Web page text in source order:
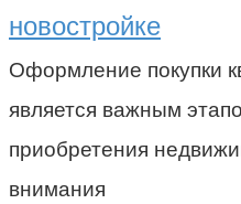
новостройке
Оформление покупки
является важным
приобретения
внимания